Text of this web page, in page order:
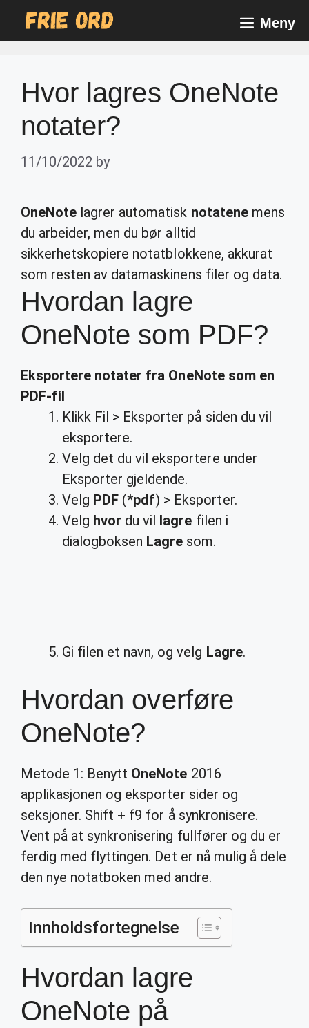
Meny
Hvor lagres OneNote
notater?
11/10/2022 by
OneNote lagrer automatisk notatenemens
du arbeider, men du bør alltid
sikkerhetskopiere notatblokkene, akkurat
som resten av datamaskinens filer og data.
Hvordan lagre
OneNote som PDF?
Eksportere notater fra OneNotesom en
PDF-fil
Klikk Fil > Eksporter på siden du vil
eksportere.
Velg det du vil eksportere under
Eksporter gjeldende.
Velg PDF (*pdf) > Eksporter.
Velg hvor du vil lagre filen i
dialogboksen Lagre som.
Gi filen et navn, og velg Lagre.
Hvordan overføre
OneNote?
Metode 1: Benytt OneNote 2016
applikasjonen og eksporter sider og
seksjoner. Shift + f9 for å synkronisere.
Vent på at synkronisering fullfører og du er
ferdig med flyttingen. Det er nå mulig å dele
den nye notatboken med andre.
Innholdsfortegnelse
Hvordan lagre
OneNote på